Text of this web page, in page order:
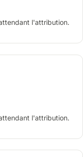
l'attribution.
l'attribution.